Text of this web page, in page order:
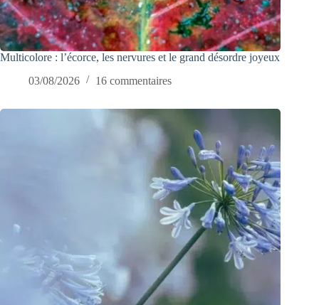
Multicolore : l’écorce, les nervures et le grand désordre joyeux
03/08/2026
16 commentaires